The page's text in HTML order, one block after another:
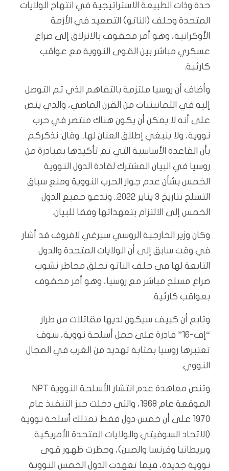
حدة وذات الطبيعة الاستراتيجية في انتهاج الولايات
المتحدة وحلف (الناتو) التصعيد في الأزمة
الأوكرانية، وهو أمر محفوف بالانزلاق إلى صراع
عسكري مباشر بين القوى النووية مع عواقب
كارثية.
وأضاف أن روسيا ملتزمة بالتفاهم الذي تم التوصل
إليه في الثمانينيات من القرن الماضي، والذي ينص
على أنه لا يمكن أن يكون هناك منتصر في حرب
نووية، ولا ينبغي إطلاق العنان لها.. وقال: نذكركم
بأن القاعدة الأساسية التي تم تأكيدها بمبادرة من
روسيا في البيان المشترك لقادة الدول النووية
الخمس بشأن عدم جواز الحرب النووية ومنع سباق
التسلح بتاريخ 3 يناير 2022.. وندعو جميع الدول
الخمس إلى الالتزام بتعهداتها وفقا للبيان.
وكان وزير الخارجية الروسي سيرغي لافروف قد أشار
في وقت سابق إلى أن الولايات المتحدة والدول
التابعة لها في حلف الناتو تخلق مخاطر نشوب
صراع مسلح مباشر مع روسيا، وهو أمر محفوف
بعواقب كارثية.
وتابع أن كييف سيكون لديها مقاتلات من طراز
“إف-16” قادرة على حمل أسلحة نووية، سوف
تعتبرها روسيا بمثابة تهديد من الغرب في المجال
النووي.
وتنص معاهدة عدم انتشار الأسلحة النووية NPT
الموقعة عام 1968، والتي دخلت حيز التنفيذ عام
1970 على أن خمس دول فقط تمتلك أسلحة نووية
(الاتحاد السوفيتي والولايات المتحدة الأمريكية
وبريطانيا وفرنسا والصين)، وحظرت ظهور قوى
نووية جديدة، فيما تعهدت الدول الخمس النووية